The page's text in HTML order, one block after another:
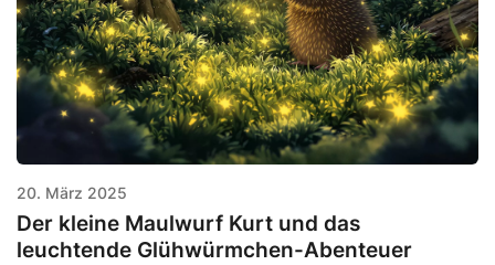
20. März 2025
Der kleine Maulwurf Kurt und das
leuchtende Glühwürmchen-Abenteuer